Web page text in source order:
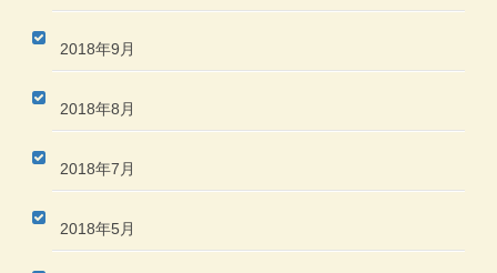
2018年9月
2018年8月
2018年7月
2018年5月